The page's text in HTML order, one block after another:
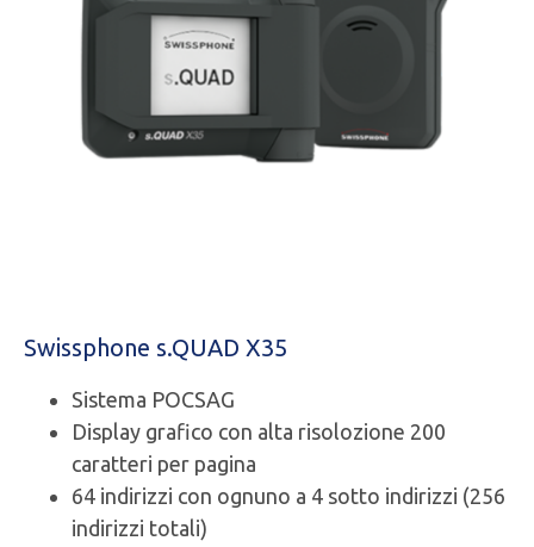
Swissphone s.QUAD X35
Sistema POCSAG
Display grafico con alta risolozione 200
caratteri per pagina
64 indirizzi con ognuno a 4 sotto indirizzi (256
indirizzi totali)